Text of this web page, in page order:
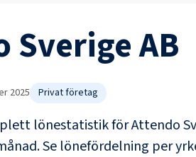
Sverige AB
2025 Privat företag
lönestatistik förAttendo
Se lönefördelning per